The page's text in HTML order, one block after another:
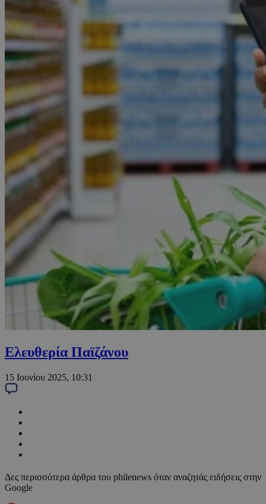
Ελευθερία Παϊζάνου
15 Ιουνίου 2025, 10:31
Δες περισσότερα άρθρα του philenews όταν αναζητάς ειδήσεις στην
Google